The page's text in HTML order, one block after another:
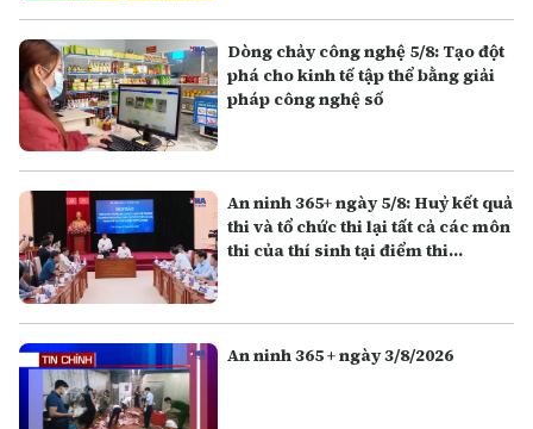
Dòng chảy công nghệ 5/8: Tạo đột
phá cho kinh tế tập thể bằng giải
pháp công nghệ số
An ninh 365+ ngày 5/8: Huỷ kết quả
thi và tổ chức thi lại tất cả các môn
thi của thí sinh tại điểm thi
An ninh 365 + ngày 3/8/2026